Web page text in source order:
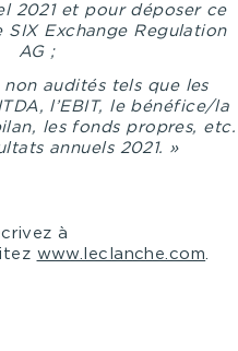
2021 et pour déposer ce
Exchange Regulation
AG ;
audités tels que les
l’EBIT, le bénéfice/la
les fonds propres, etc.
annuels 2021. »
à
www.leclanche.com.